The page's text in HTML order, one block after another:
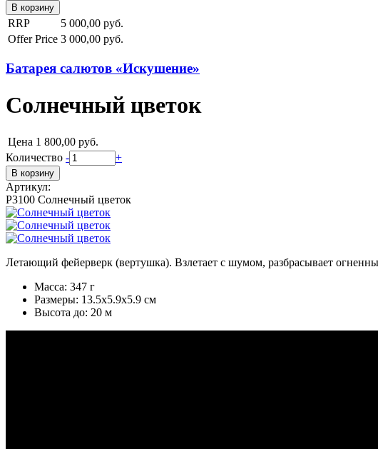
RRP
5 000,00 руб.
Offer Price 3 000,00 руб.
Батарея салютов «Искушение»
Солнечный цветок
Цена 1 800,00 руб.
Количество - +
Артикул:
Р3100 Солнечный цветок
Летающий фейерверк (вертушка). Взлетает с шумом, разбрасывает
Масса: 347 г
Размеры: 13.5x5.9x5.9 см
Высота до: 20 м